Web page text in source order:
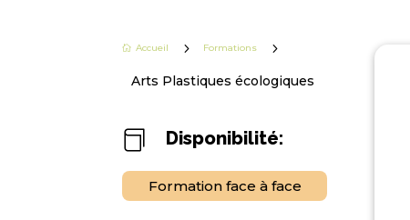
 Accueil 5 Formations
5
Arts Plastiques écologiques
 Disponibilité:
Formation face à face